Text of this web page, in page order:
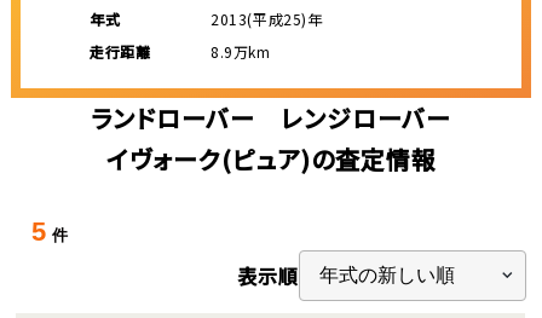
年式
2013(平成25)年
走行距離
8.9万km
ランドローバー レンジローバー
イヴォーク(ピュア)の査定情報
5 件
表示順